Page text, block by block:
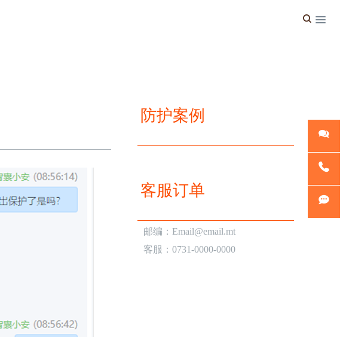
防护案例
客服订单
邮编：Email@email.mt
客服：0731-0000-0000
微信客
服
官方热